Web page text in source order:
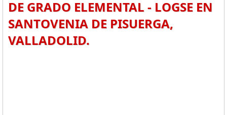
DE GRADO ELEMENTAL - LOGSE EN
SANTOVENIA DE PISUERGA,
VALLADOLID.